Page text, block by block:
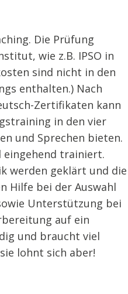
Die Prüfung
wie z.B. IPSO in
sind nicht in den
enthalten.) Nach
Zertifikaten kann
in den vier
und Sprechen bieten.
eingehend trainiert.
werden geklärt und die
Hilfe bei der Auswahl
Unterstützung bei
auf ein
und braucht viel
lohnt sich aber!